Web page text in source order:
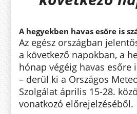
A hegyekben havas esőre is
Az egész országban
a következő napokban, a
hónap végéig havas esőre
– derül ki a Országos
Szolgálat április 15-28.
vonatkozó előrejelzéséből.